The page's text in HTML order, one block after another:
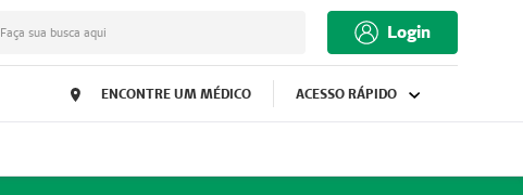
Faça sua busca aqui Login
ENCONTRE UM MÉDICO ACESSO RÁPIDO